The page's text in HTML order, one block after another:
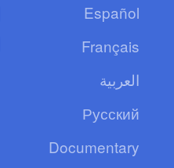
Español
Français
العربية
Русский
Documentary